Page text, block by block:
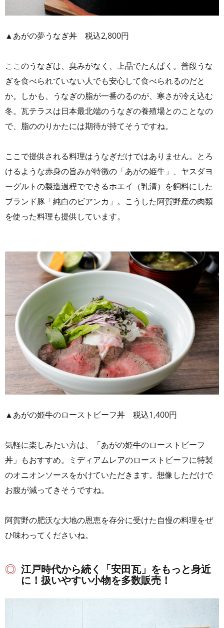
▲あがの夢うなぎ丼 税込2,800円
ここのうなぎは、臭みがなく、上品でたんぱく。普段うな
ぎを食べられていない人でも安心して食べられるのだと
か。しかも、うなぎの脂が一番のるのが、寒さが冷え込む
冬。瓦テラスは日本最北端のうなぎの養殖場とのことなの
で、脂ののりかたには期待が持てそうですね。
ここで提供される料理はうなぎだけではありません。とろ
けるような赤身の旨みが特徴の「あがの姫牛」、ヤスダヨ
ーグルトの製造過程でできるホエイ（乳清）を飼料にした
ブランド豚「純白のビアンカ」。こうした阿賀野産の肉類
を使った料理も提供しています。
▲あがの姫牛のローストビーフ丼 税込1,400円
気軽に楽しみたい方は、「あがの姫牛のローストビーフ
丼」もおすすめ。ミディアムレアのローストビーフに特製
のオニオンソースをかけていただきます。想像しただけで
お腹が減ってきそうですね。
阿賀野の肥沃な大地の恩恵を存分に受けた自慢の料理をぜ
ひ味わってくださいね。
江戸時代から続く「安田瓦」をもっと身近
に！扱いやすい小物を多数販売！